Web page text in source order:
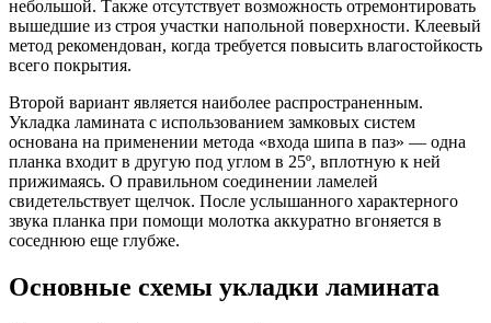
небольшой. Также отсутствует возможность отремонтировать
вышедшие из строя участки напольной поверхности. Клеевый
метод рекомендован, когда требуется повысить влагостойкость
всего покрытия.
Второй вариант является наиболее распространенным.
Укладка ламината с использованием замковых систем
основана на применении метода «входа шипа в паз» — одна
планка входит в другую под углом в 25º, вплотную к ней
прижимаясь. О правильном соединении ламелей
свидетельствует щелчок. После услышанного характерного
звука планка при помощи молотка аккуратно вгоняется в
соседнюю еще глубже.
Основные схемы укладки ламината